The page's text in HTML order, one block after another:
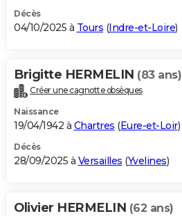
Décès
04/10/2025 à Tours (Indre-et-Loire)
Brigitte HERMELIN (83 ans)
Créer une cagnotte obsèques
Naissance
19/04/1942 à Chartres (Eure-et-Loir)
Décès
28/09/2025 à Versailles (Yvelines)
Olivier HERMELIN (62 ans)